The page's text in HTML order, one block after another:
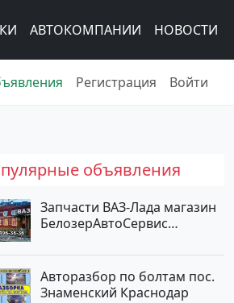
АВТОКОМПАНИИ НОВОСТИ
Регистрация Войти
объявления
Запчасти ВАЗ-Лада магазин
БелозерАвтоСервис
Авторазбор по болтам пос.
Знаменский Краснодар